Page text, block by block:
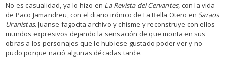
No es casualidad, ya lo hizo en La Revista del Cervantes, con la vida
de Paco Jamandreu, con el diario irónico de La Bella Otero enSaraos
Uranistas.Juanse fagocita archivo y chisme y reconstruye con ellos
mundos expresivos dejando la sensación de que monta en sus
obras a los personajes que le hubiese gustado poder ver y no
pudo porque nació algunas décadas tarde.